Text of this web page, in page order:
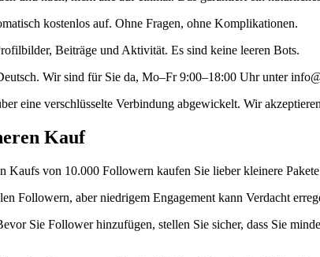
kostenlos auf. Ohne Fragen, ohne Komplikationen.
Beiträge und Aktivität. Es sind keine leeren Bots.
Wir sind für Sie da, Mo–Fr 9:00–18:00 Uhr unter
eine verschlüsselte Verbindung abgewickelt. Wir
Kauf
Kaufs von 10.000 Followern kaufen Sie lieber kleinere
Followern, aber niedrigem Engagement kann Verdacht
Sie Follower hinzufügen, stellen Sie sicher, dass Sie